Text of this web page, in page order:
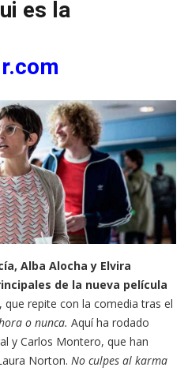
es la
Alba Alocha y Elvira
de la nueva película
, que repite con la comedia tras el
o nunca. Aquí ha rodado
y Carlos Montero, que han
Norton. No culpes al karma